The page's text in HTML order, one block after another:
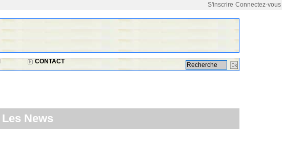
Connectez-vous
S'inscrire
CONTACT
Les News